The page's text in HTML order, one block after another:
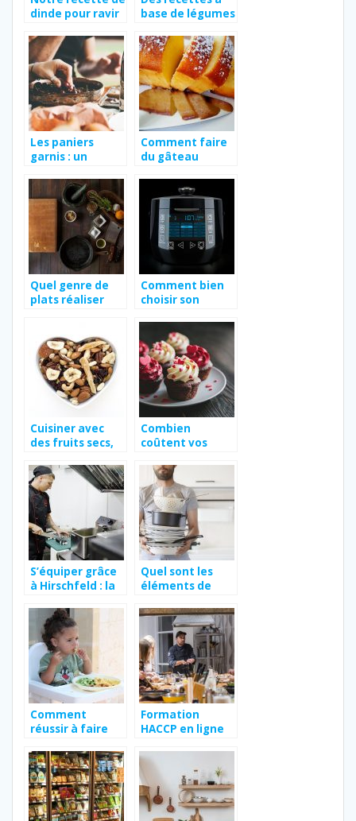
dinde pour ravir
base de légumes
à tout le monde
Les paniers
garnis : un
personnalisé
pour les fêtes de
fin d’année
Comment faire
du gâteau
au citron ?
Quel genre de
plats réaliser
Comment bien
choisir son
Cuisiner avec
des fruits secs,
Combien
coûtent vos
premières dans
la pâtisserie ?
S’équiper grâce
à Hirschfeld : la
matériel haut de
gamme
Quel sont les
éléments de
chez soi ?
Comment
réussir à faire
aux enfants ?
Formation
HACCP en ligne
l’hygiène
alimentaire